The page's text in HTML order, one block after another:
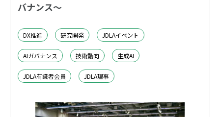
バナンス〜
DX推進 研究開発 JDLAイベント
AIガバナンス 技術動向 生成AI
JDLA有識者会員 JDLA理事